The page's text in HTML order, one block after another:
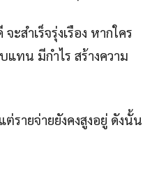
ะสำเร็จรุ่งเรือง หากใคร
ทน มีกำไร สร้างความ
รายจ่ายยังคงสูงอยู่ ดังนั้น